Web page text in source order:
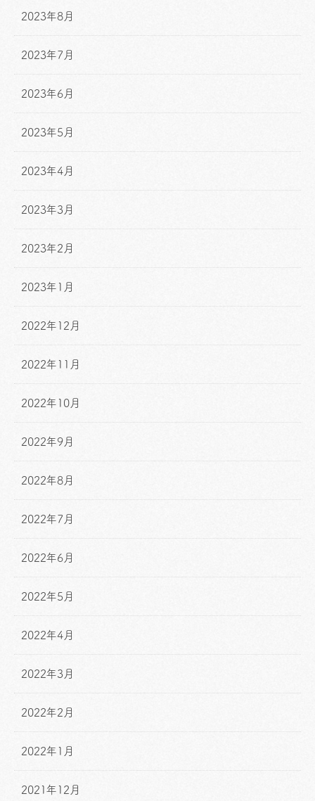
2023年8月
2023年7月
2023年6月
2023年5月
2023年4月
2023年3月
2023年2月
2023年1月
2022年12月
2022年11月
2022年10月
2022年9月
2022年8月
2022年7月
2022年6月
2022年5月
2022年4月
2022年3月
2022年2月
2022年1月
2021年12月